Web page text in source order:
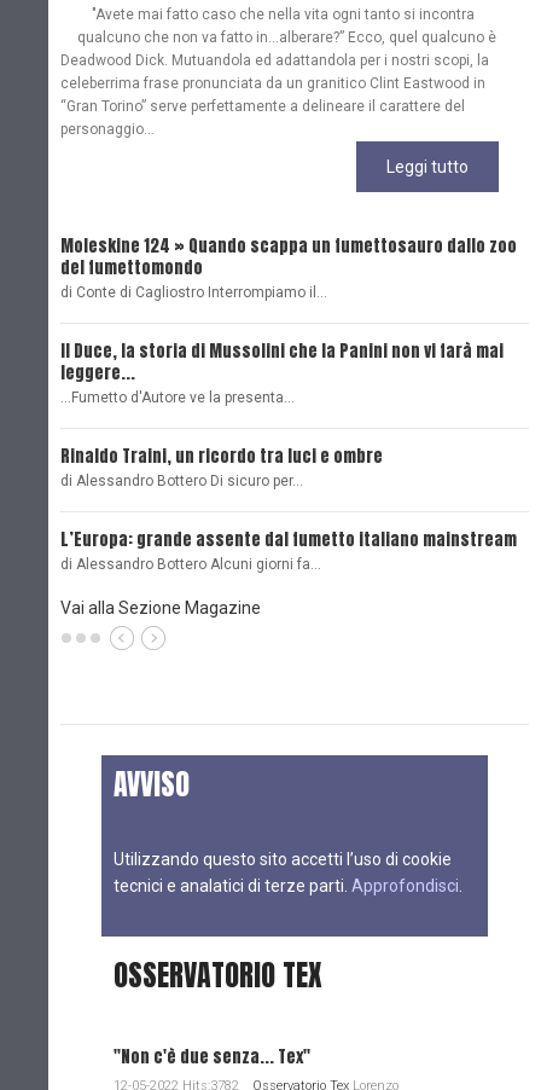
"Avete mai fatto caso che nella vita ogni tanto si incontra
qualcuno che non va fatto in…alberare?” Ecco, quel qualcuno è
Deadwood Dick. Mutuandola ed adattandola per i nostri scopi, la
celeberrima frase pronunciata da un granitico Clint Eastwood in
“Gran Torino” serve perfettamente a delineare il carattere del
personaggio...
Leggi tutto
Moleskine 124 » Quando scappa un fumettosauro dallo zoo
del fumettomondo
di Conte di Cagliostro Interrompiamo il…
Il Duce, la storia di Mussolini che la Panini non vi farà mai
leggere...
...Fumetto d'Autore ve la presenta…
Rinaldo Traini, un ricordo tra luci e ombre
di Alessandro Bottero Di sicuro per…
L’Europa: grande assente dal fumetto italiano mainstream
di Alessandro Bottero Alcuni giorni fa…
Vai alla Sezione Magazine
AVVISO
Utilizzando questo sito accetti l’uso di cookie
tecnici e analatici di terze parti. Approfondisci
OSSERVATORIO TEX
"Non c'è due senza... Tex"
12-05-2022 Hits:3782 Osservatorio Tex Lorenzo